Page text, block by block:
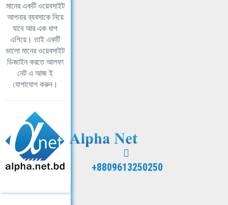
মানের একটি ওয়েবসাইট
আপনার ব্যবসাকে নিয়ে
যাবে আর এক ধাপ
এগিয়ে। তাই একটি
ভালো মানের ওয়েবসাইট
ডিজাইন করতে আলফা
নেট এ আজ ই
যোগাযোগ করুন।
+8809613250250